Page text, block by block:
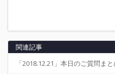
関連記事
「2018.12.21」本日のご質問まと